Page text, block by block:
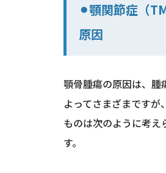
⚫︎顎関節症（
原因
顎骨腫瘍の原因は、腫
よってさまざまですが
ものは次のように考え
す。